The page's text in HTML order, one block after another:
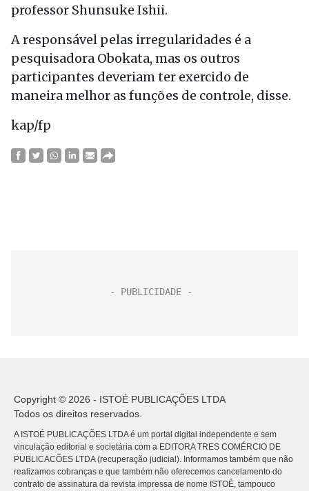
professor Shunsuke Ishii.
A responsável pelas irregularidades é a
pesquisadora Obokata, mas os outros
participantes deveriam ter exercido de
maneira melhor as funções de controle, disse.
kap/fp
Copyright © 2026 - ISTOÉ PUBLICAÇÕES LTDA
Todos os direitos reservados.
A ISTOÉ PUBLICAÇÕES LTDA é um portal digital independente e sem
vinculação editorial e societária com a EDITORA TRES COMÉRCIO DE
PUBLICACÕES LTDA (recuperação judicial). Informamos também que não
realizamos cobranças e que também não oferecemos cancelamento do
contrato de assinatura da revista impressa de nome ISTOÉ, tampouco